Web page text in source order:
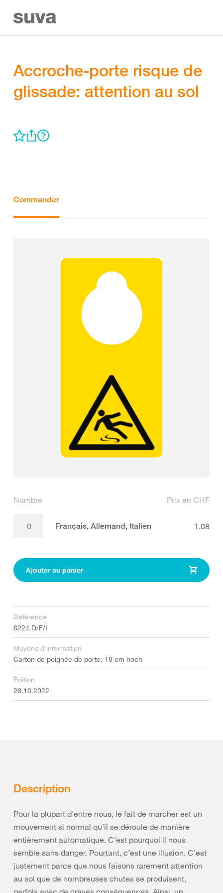
Accroche-porte risque de
glissade: attention au sol
Commander
Nombre Prix en CHF
Français, Allemand, Italien 1.08
Ajouter au panier
Référence
6224.D/F/I
Moyens d'information
Carton de poignée de porte, 18 cm hoch
Édition
26.10.2022
Description
Pour la plupart d’entre nous, le fait de marcher est un
mouvement si normal qu’il se déroule de manière
entièrement automatique. C’est pourquoi il nous
semble sans danger. Pourtant, c’est une illusion. C’est
justement parce que nous faisons rarement attention
au sol que de nombreuses chutes se produisent,